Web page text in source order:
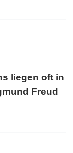
liegen oft in
Freud